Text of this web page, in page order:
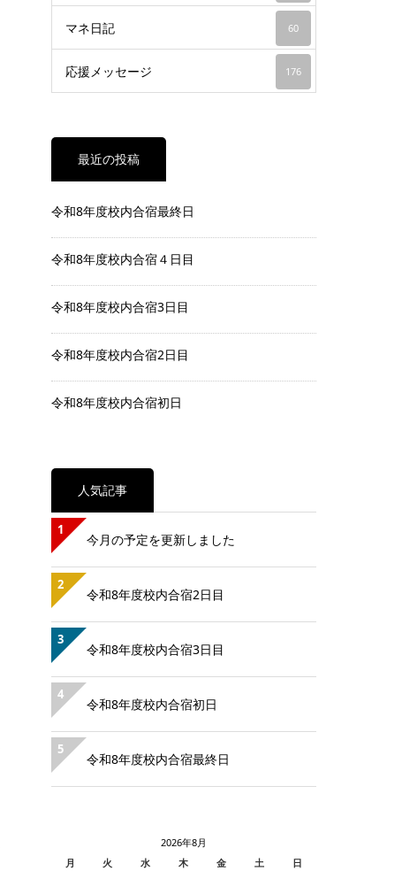
マネ日記 60
応援メッセージ 176
最近の投稿
令和8年度校内合宿最終日
令和8年度校内合宿４日目
令和8年度校内合宿3日目
令和8年度校内合宿2日目
令和8年度校内合宿初日
人気記事
1
今月の予定を更新しました
2
令和8年度校内合宿2日目
3
令和8年度校内合宿3日目
4
令和8年度校内合宿初日
5
令和8年度校内合宿最終日
2026年8月
月
火 水 木 金 土 日